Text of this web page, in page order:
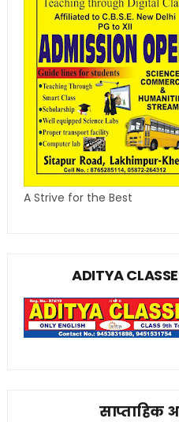
A Strive for the Best
ADITYA
साप्ताहिक